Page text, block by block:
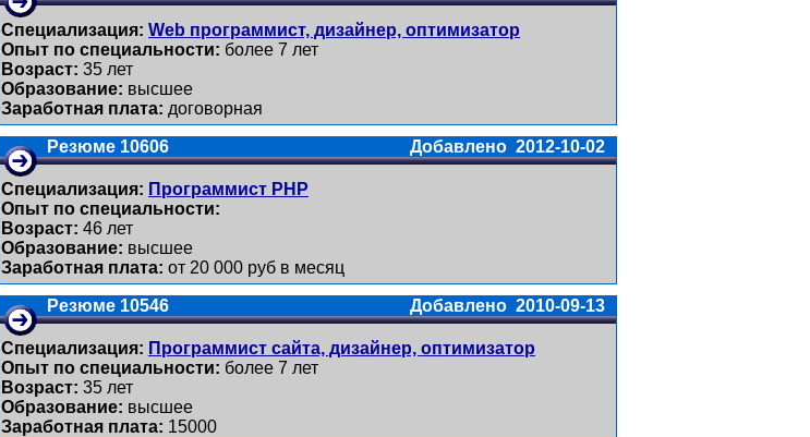
Специализация: Web программист, дизайнер, оптимизатор
Опыт по специальности: более 7 лет
Возраст: 35 лет
Образование: высшее
Заработная плата: договорная
Резюме 10606 Добавлено 2012-10-02
Специализация: Программист PHP
Опыт по специальности:
Возраст: 46 лет
Образование: высшее
Заработная плата: от 20 000 руб в месяц
Резюме 10546 Добавлено 2010-09-13
Специализация: Программист сайта, дизайнер, оптимизатор
Опыт по специальности: более 7 лет
Возраст: 35 лет
Образование: высшее
Заработная плата: 15000